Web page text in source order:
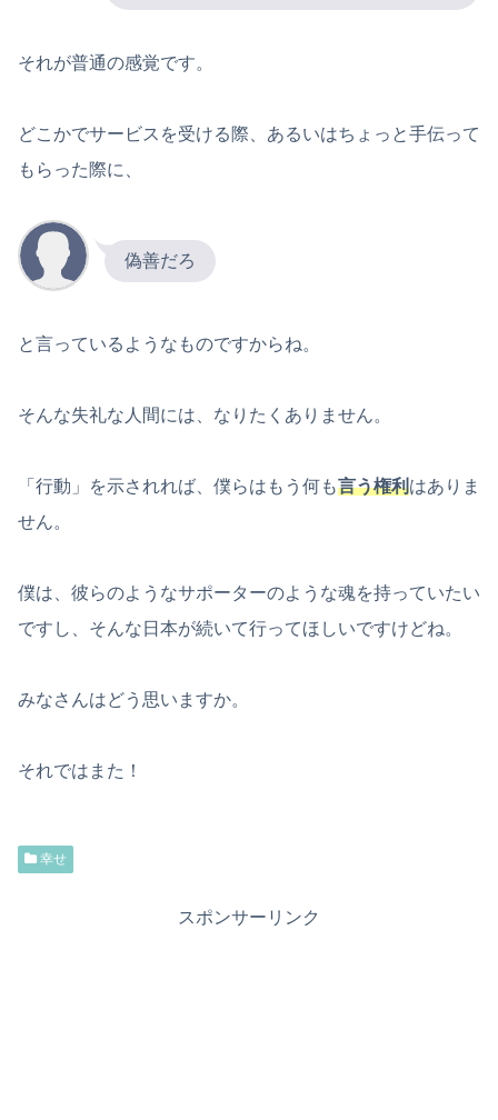
それが普通の感覚です。
どこかでサービスを受ける際、あるいはちょっと手伝って
もらった際に、
偽善だろ
と言っているようなものですからね。
そんな失礼な人間には、なりたくありません。
「行動」を示されれば、僕らはもう何も言う権利はありま
せん。
僕は、彼らのようなサポーターのような魂を持っていたい
ですし、そんな日本が続いて行ってほしいですけどね。
みなさんはどう思いますか。
それではまた！
幸せ
スポンサーリンク